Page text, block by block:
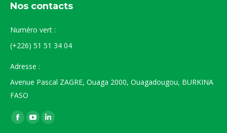
Nos contacts
Numéro vert :
(+226) 51 51 34 04
Adresse :
Avenue Pascal ZAGRE, Ouaga 2000, Ouagadougou, BURKINA
FASO
Trouvez nous sur :
La
La
La